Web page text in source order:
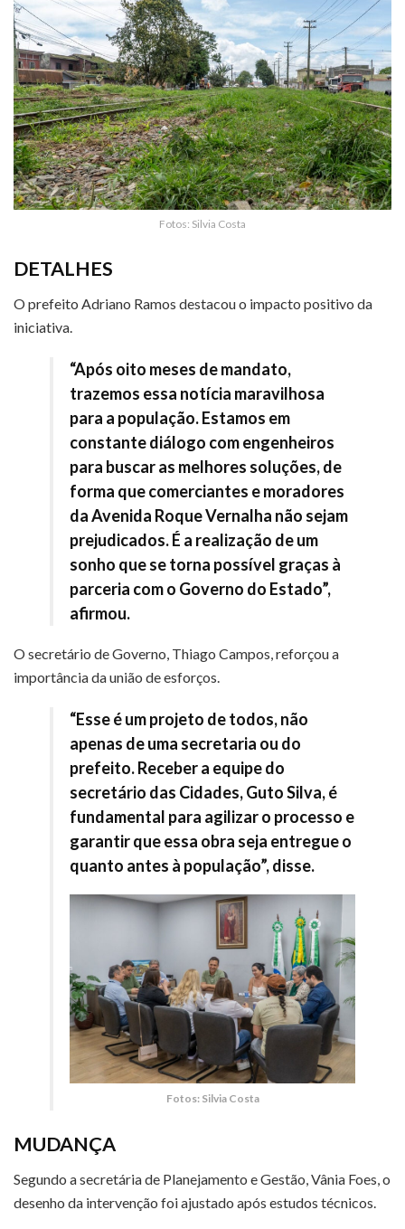
Fotos: Silvia Costa
DETALHES
O prefeito Adriano Ramos destacou o impacto positivo da
iniciativa.
“Após oito meses de mandato,
trazemos essa notícia maravilhosa
para a população. Estamos em
constante diálogo com engenheiros
para buscar as melhores soluções, de
forma que comerciantes e moradores
da Avenida Roque Vernalha não sejam
prejudicados. É a realização de um
sonho que se torna possível graças à
parceria com o Governo do Estado”,
afirmou.
O secretário de Governo, Thiago Campos, reforçou a
importância da união de esforços.
“Esse é um projeto de todos, não
apenas de uma secretaria ou do
prefeito. Receber a equipe do
secretário das Cidades, Guto Silva, é
fundamental para agilizar o processo e
garantir que essa obra seja entregue o
quanto antes à população”, disse.
Fotos: Silvia Costa
MUDANÇA
Segundo a secretária de Planejamento e Gestão, Vânia Foes, o
desenho da intervenção foi ajustado após estudos técnicos.